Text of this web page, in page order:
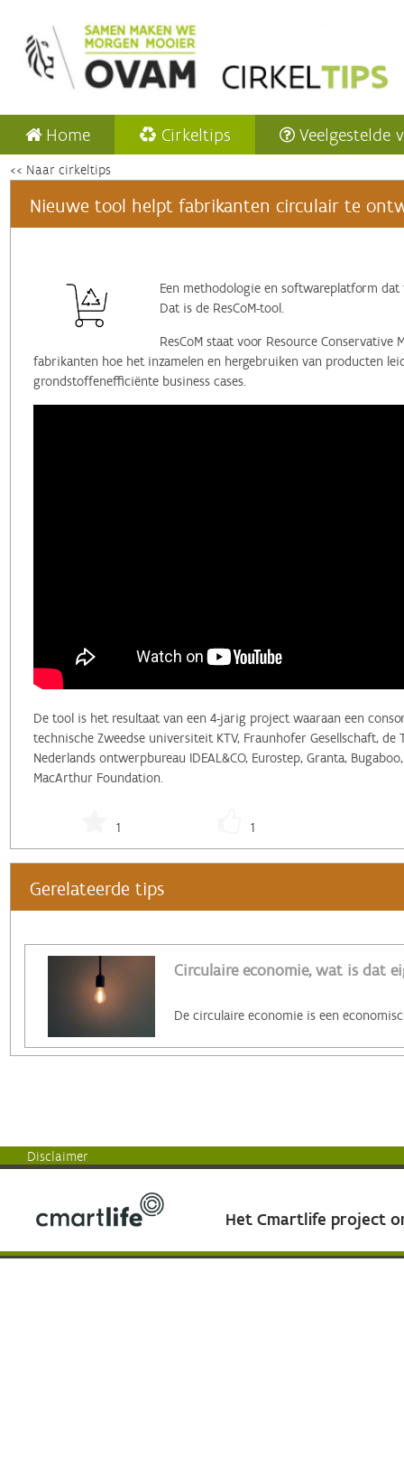
Home Cirkeltips Veelgestelde
<< Naar cirkeltips
Nieuwe tool helpt fabrikanten circulair te
Een methodologie en softwareplatform
Dat is de ResCoM-tool.
ResCoM staat voor Resource
fabrikanten hoe het inzamelen en hergebruiken van producten
grondstoffenefficiënte business cases.
De tool is het resultaat van een 4-jarig project waaraan een
technische Zweedse universiteit KTV, Fraunhofer Gesellschaft, de
Nederlands ontwerpbureau IDEAL&CO, Eurostep, Granta,
MacArthur Foundation.
1 1
Gerelateerde tips
Circulaire economie, wat is dat
Disclaimer
Het Cmartlife project